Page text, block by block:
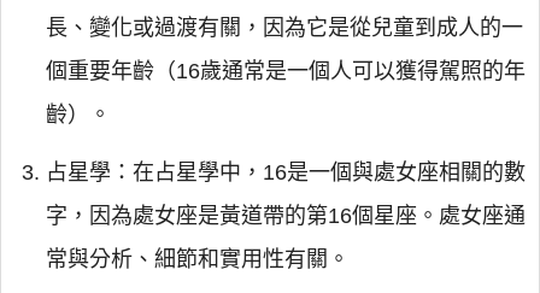
長、變化或過渡有關，因為它是從兒童到成人的一
個重要年齡（16歲通常是一個人可以獲得駕照的年
齡）。
占星學：在占星學中，16是一個與處女座相關的數
字，因為處女座是黃道帶的第16個星座。處女座通
常與分析、細節和實用性有關。